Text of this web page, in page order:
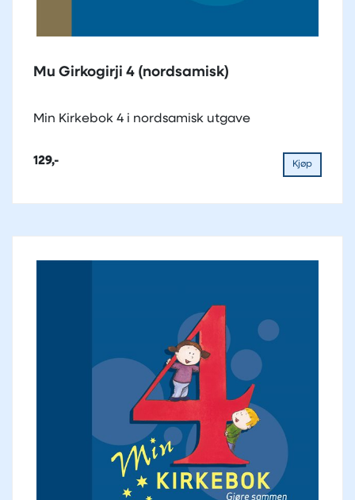
Mu Girkogirji 4 (nordsamisk)
Min Kirkebok 4 i nordsamisk utgave
129,- Kjøp